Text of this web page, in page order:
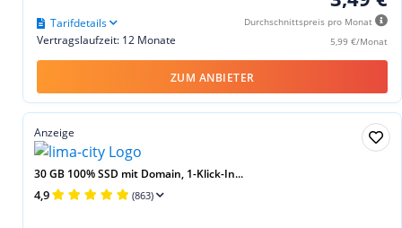
Durchschnittspreis pro Monat
5,99 €/Monat
Vertragslaufzeit: 12 Monate
Tarifdetails
ZUM ANBIETER
Anzeige
30 GB 100% SSD mit Domain, 1-Klick-In...
4,9 (863)